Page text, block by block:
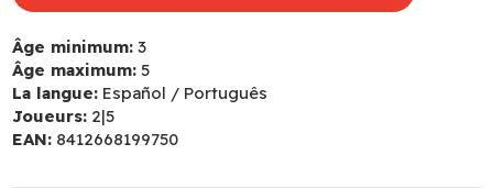
Âge minimum: 3
Âge maximum: 5
La langue: Español / Português
Joueurs: 2|5
EAN: 8412668199750